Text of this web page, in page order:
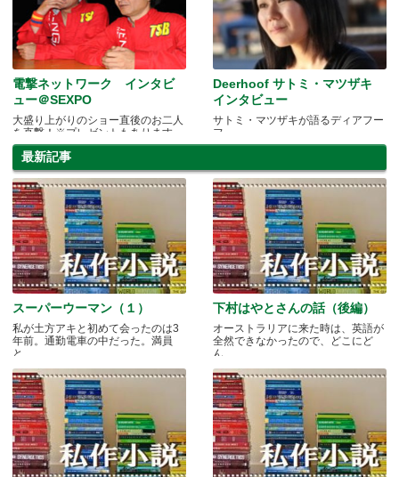
電撃ネットワーク インタビ
ュー＠SEXPO
大盛り上がりのショー直後のお二人
を直撃！※プレゼントもあります
Deerhoof サトミ・マツザキ
インタビュー
サトミ・マツザキが語るディアフー
フ
最新記事
スーパーウーマン（１）
私が土方アキと初めて会ったのは3
年前。通勤電車の中だった。満員
と.....
下村はやとさんの話（後編）
オーストラリアに来た時は、英語が
全然できなかったので、どこにど
ん.....